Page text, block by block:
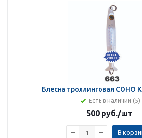
Блесна троллинговая COHO
Есть в наличии (5)
500 руб./шт
В